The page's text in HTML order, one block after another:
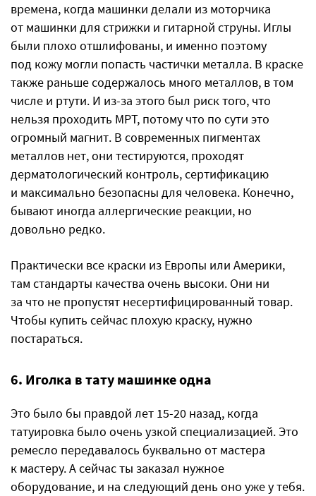
времена, когда машинки делали из моторчика
от машинки для стрижки и гитарной струны. Иглы
были плохо отшлифованы, и именно поэтому
под кожу могли попасть частички металла. В краске
также раньше содержалось много металлов, в том
числе и ртути. И из-за этого был риск того, что
нельзя проходить МРТ, потому что по сути это
огромный магнит. В современных пигментах
металлов нет, они тестируются, проходят
дерматологический контроль, сертификацию
и максимально безопасны для человека. Конечно,
бывают иногда аллергические реакции, но
довольно редко.
Практически все краски из Европы или Америки,
там стандарты качества очень высоки. Они ни
за что не пропустят несертифицированный товар.
Чтобы купить сейчас плохую краску, нужно
постараться.
6. Иголка в тату машинке одна
Это было бы правдой лет 15-20 назад, когда
татуировка было очень узкой специализацией. Это
ремесло передавалось буквально от мастера
к мастеру. А сейчас ты заказал нужное
оборудование, и на следующий день оно уже у тебя.